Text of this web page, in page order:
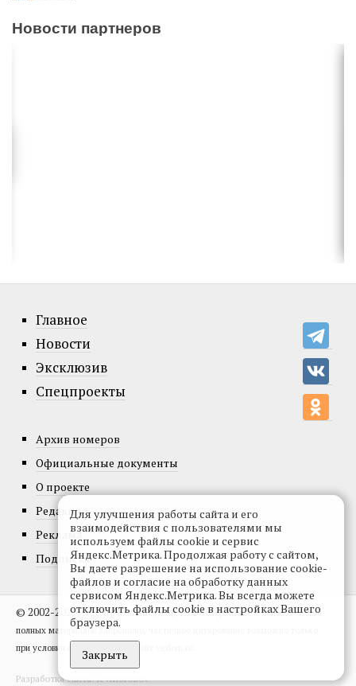
Новости партнеров
Главное
Новости
Эксклюзив
Спецпроекты
Архив номеров
Официальные документы
О проекте
Редакция
Реклама
Подписка
© 2002-2026, Все права защищены.Копирование и использование
полных материалов запрещено, частичное цитирование возможно только
при условии гиперссылки на сайт vedom.ru.
Разработка сайта:levmorozov
Для улучшения работы сайта и его
взаимодействия с пользователями мы
используем файлы cookie и сервис
Яндекс.Метрика. Продолжая работу с сайтом,
Вы даете разрешение на использование cookie-
файлов и согласие на обработку данных
сервисом Яндекс.Метрика. Вы всегда можете
отключить файлы cookie в настройках Вашего
браузера.
Закрыть